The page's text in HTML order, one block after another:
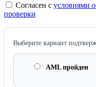
Согласен с условиями
проверки
Выберите вариант
AML пройден